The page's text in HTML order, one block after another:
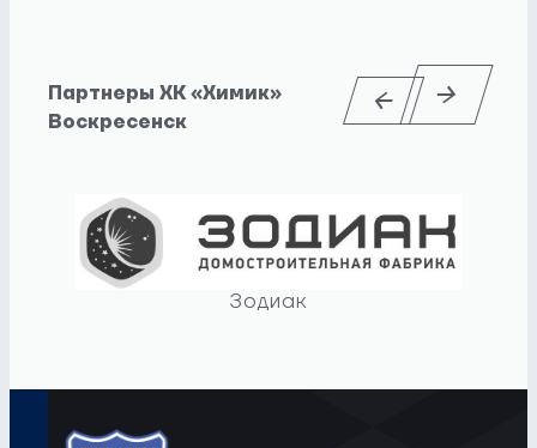
Партнеры ХК «Химик»
Воскресенск
Зодиак